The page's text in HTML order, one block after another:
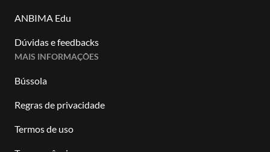
ANBIMA Edu
Dúvidas e feedbacks
MAIS INFORMAÇÕES
Bússola
Regras de privacidade
Termos de uso